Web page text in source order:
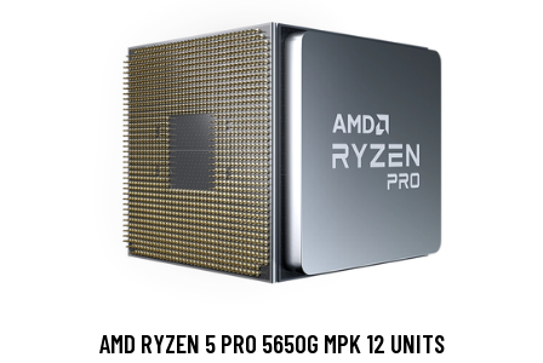
AMD RYZEN 5 PRO 5650G MPK 12 UNITS